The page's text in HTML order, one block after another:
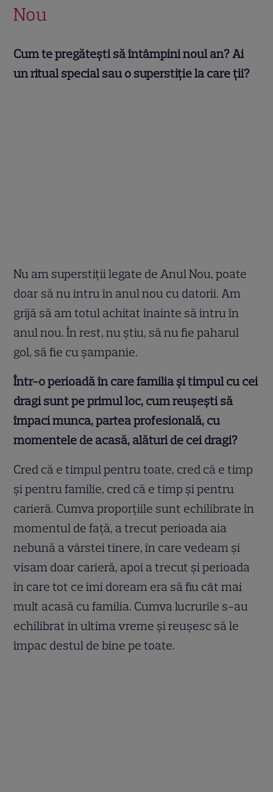
Nou
Cum te pregătești să întâmpini noul an? Ai
un ritual special sau o superstiție la care ții?
Nu am superstiții legate de Anul Nou, poate
doar să nu intru în anul nou cu datorii. Am
grijă să am totul achitat înainte să intru în
anul nou. În rest, nu știu, să nu fie paharul
gol, să fie cu șampanie.
Într-o perioadă în care familia și timpul cu cei
dragi sunt pe primul loc, cum reușești să
împaci munca, partea profesională, cu
momentele de acasă, alături de cei dragi?
Cred că e timpul pentru toate, cred că e timp
și pentru familie, cred că e timp și pentru
carieră. Cumva proporțiile sunt echilibrate în
momentul de față, a trecut perioada aia
nebună a vârstei tinere, în care vedeam și
visam doar carieră, apoi a trecut și perioada
în care tot ce îmi doream era să fiu cât mai
mult acasă cu familia. Cumva lucrurile s-au
echilibrat în ultima vreme și reușesc să le
împac destul de bine pe toate.